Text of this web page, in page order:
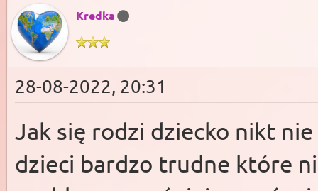
Kredka
28-08-2022, 20:31
Jak się rodzi dziecko nikt
dzieci bardzo trudne które